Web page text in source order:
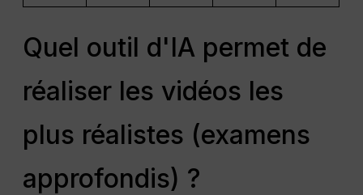
Quel outil d'IA permet de
réaliser les vidéos les
plus réalistes (examens
approfondis) ?